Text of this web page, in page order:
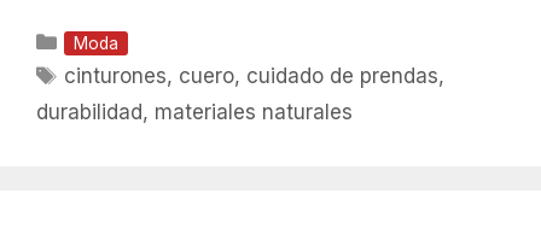
Categorías
Moda
Etiquetas
cinturones, cuero, cuidado de prendas,
durabilidad, materiales naturales